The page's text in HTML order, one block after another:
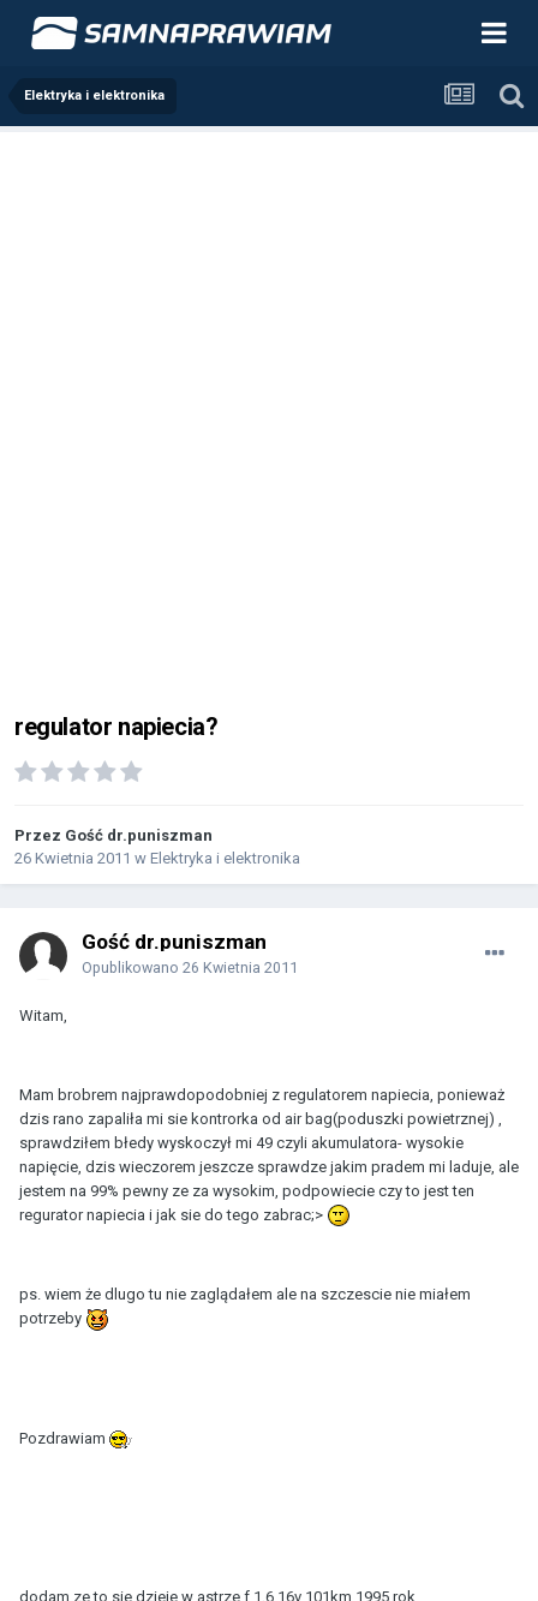
Elektryka i elektronika
regulator napiecia?
Przez Gość dr.puniszman
26 Kwietnia 2011 w Elektryka i elektronika
Gość dr.puniszman
Opublikowano 26 Kwietnia 2011
Witam,
Mam brobrem najprawdopodobniej z regulatorem napiecia, ponieważ
dzis rano zapaliła mi sie kontrorka od air bag(poduszki powietrznej) ,
sprawdziłem błedy wyskoczył mi 49 czyli akumulatora- wysokie
napięcie, dzis wieczorem jeszcze sprawdze jakim pradem mi laduje, ale
jestem na 99% pewny ze za wysokim, podpowiecie czy to jest ten
regurator napiecia i jak sie do tego zabrac;>
ps. wiem że dlugo tu nie zaglądałem ale na szczescie nie miałem
potrzeby
Pozdrawiam
dodam ze to sie dzieje w astrze f 1,6 16v 101km 1995 rok